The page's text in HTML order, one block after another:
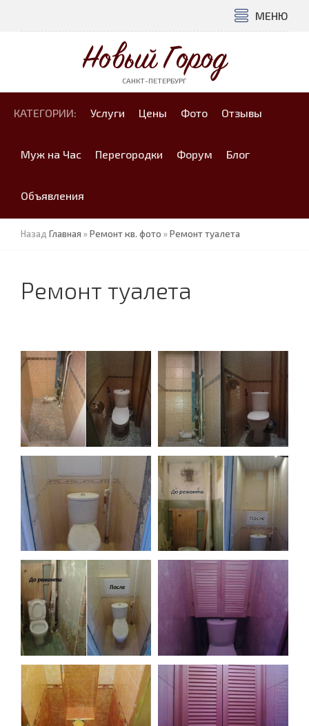
МЕНЮ
Новый Город
САНКТ-ПЕТЕРБУРГ
КАТЕГОРИИ: Услуги Цены Фото Отзывы
Муж на Час Перегородки Форум Блог
Объявления
Назад Главная »Ремонт кв. фото »Ремонт туалета
Ремонт туалета